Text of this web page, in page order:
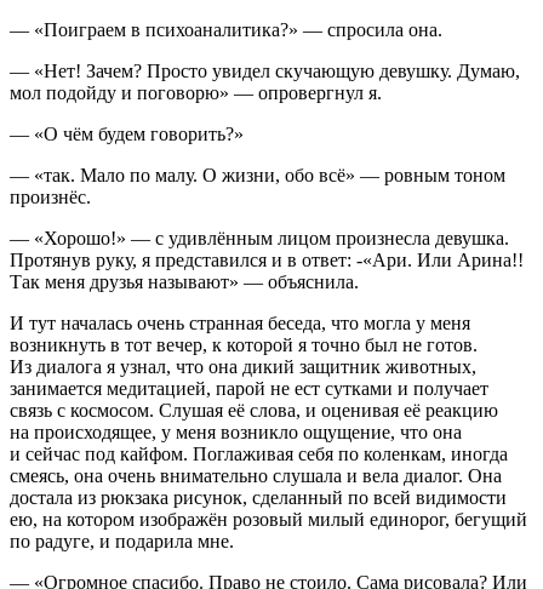
— «Поиграем в психоаналитика?» — спросила она.
— «Нет! Зачем? Просто увидел скучающую девушку. Думаю,
мол подойду и поговорю» — опровергнул я.
— «О чём будем говорить?»
— «так. Мало по малу. О жизни, обо всё» — ровным тоном
произнёс.
— «Хорошо!» — с удивлённым лицом произнесла девушка.
Протянув руку, я представился и в ответ: -«Ари. Или Арина!!
Так меня друзья называют» — объяснила.
И тут началась очень странная беседа, что могла у меня
возникнуть в тот вечер, к которой я точно был не готов.
Из диалога я узнал, что она дикий защитник животных,
занимается медитацией, парой не ест сутками и получает
связь с космосом. Слушая её слова, и оценивая её реакцию
на происходящее, у меня возникло ощущение, что она
и сейчас под кайфом. Поглаживая себя по коленкам, иногда
смеясь, она очень внимательно слушала и вела диалог. Она
достала из рюкзака рисунок, сделанный по всей видимости
ею, на котором изображён розовый милый единорог, бегущий
по радуге, и подарила мне.
— «Огромное спасибо. Право не стоило. Сама рисовала? Или